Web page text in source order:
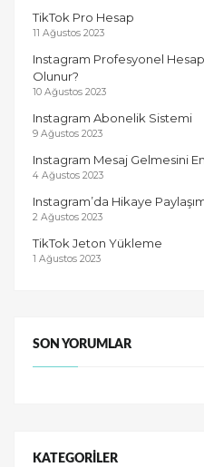
TikTok Pro Hesap
11 Ağustos 2023
Instagram Profesyonel
Olunur?
10 Ağustos 2023
Instagram Abonelik Sistemi
9 Ağustos 2023
Instagram Mesaj Gelmesini
4 Ağustos 2023
Instagram’da Hikaye
2 Ağustos 2023
TikTok Jeton Yükleme
1 Ağustos 2023
SON YORUMLAR
KATEGORILER